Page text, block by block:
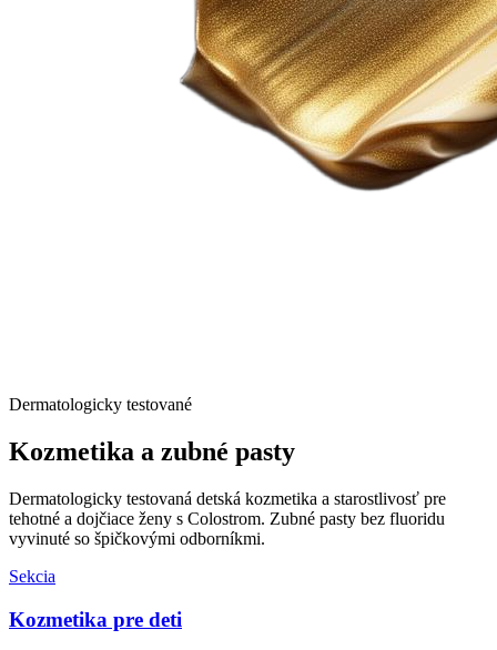
Dermatologicky testované
Kozmetika a zubné pasty
Dermatologicky testovaná detská kozmetika a starostlivosť pre
tehotné a dojčiace ženy s Colostrom. Zubné pasty bez fluoridu
vyvinuté so špičkovými odborníkmi.
Sekcia
Kozmetika pre deti